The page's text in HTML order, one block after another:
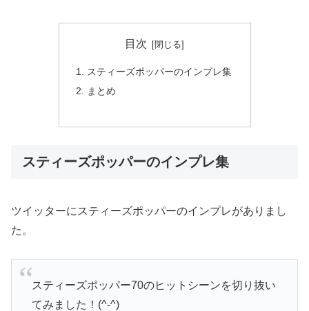
目次
スティーズポッパーのインプレ集
まとめ
スティーズポッパーのインプレ集
ツイッターにスティーズポッパーのインプレがありまし
た。
スティーズポッパー70のヒットシーンを切り抜い
てみました！(^-^)